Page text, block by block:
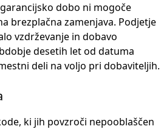
dobo ni mogoče
brezplačna zamenjava. Podjetje
vzdrževanje in dobavo
desetih let od datuma
deli na voljo pri dobaviteljih.
ki jih povzroči nepooblaščen